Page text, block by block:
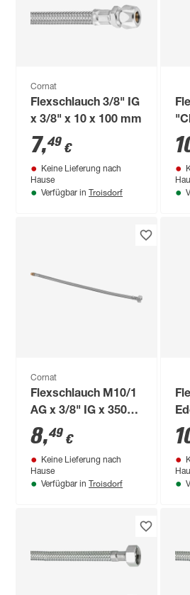
Cornat
Flexschlauch 3/8" IG
x 3/8" x 10 x 100 mm
7,49 €
Keine Lieferung nach
Hause
Verfügbar in Troisdorf
1/
Cornat
Flexschlauch M10/1
AG x 3/8" IG x 350
mm
8,49 €
Keine Lieferung nach
Hause
Verfügbar in Troisdorf
3/